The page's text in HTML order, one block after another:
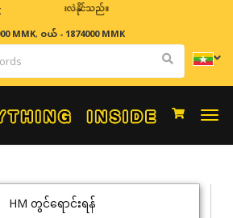
နှင့် အမျှပြောင်းလဲနိုင်သည်။
MMK, ဝယ် - 1874000 MMK
HM တွင်ရောင်းရန်